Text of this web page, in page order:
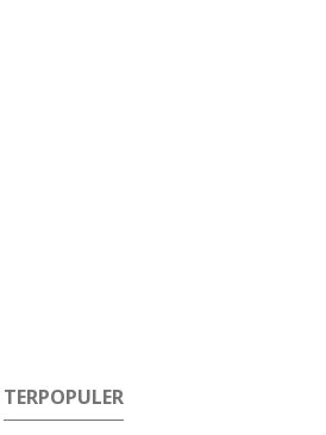
TERPOPULER